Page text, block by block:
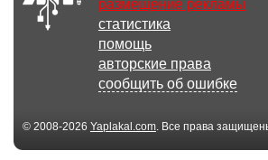
размещение рекламы
статистика
помощь
авторские права
сообщить об ошибке
© 2008-2026 Yaplakal.com. Все права